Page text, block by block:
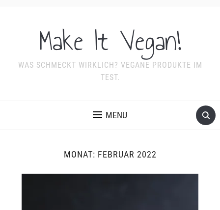
Make It Vegan!
WAS SCHMECKT WIRKLICH? VEGANE PRODUKTE IM
TEST.
MENU
MONAT: FEBRUAR 2022